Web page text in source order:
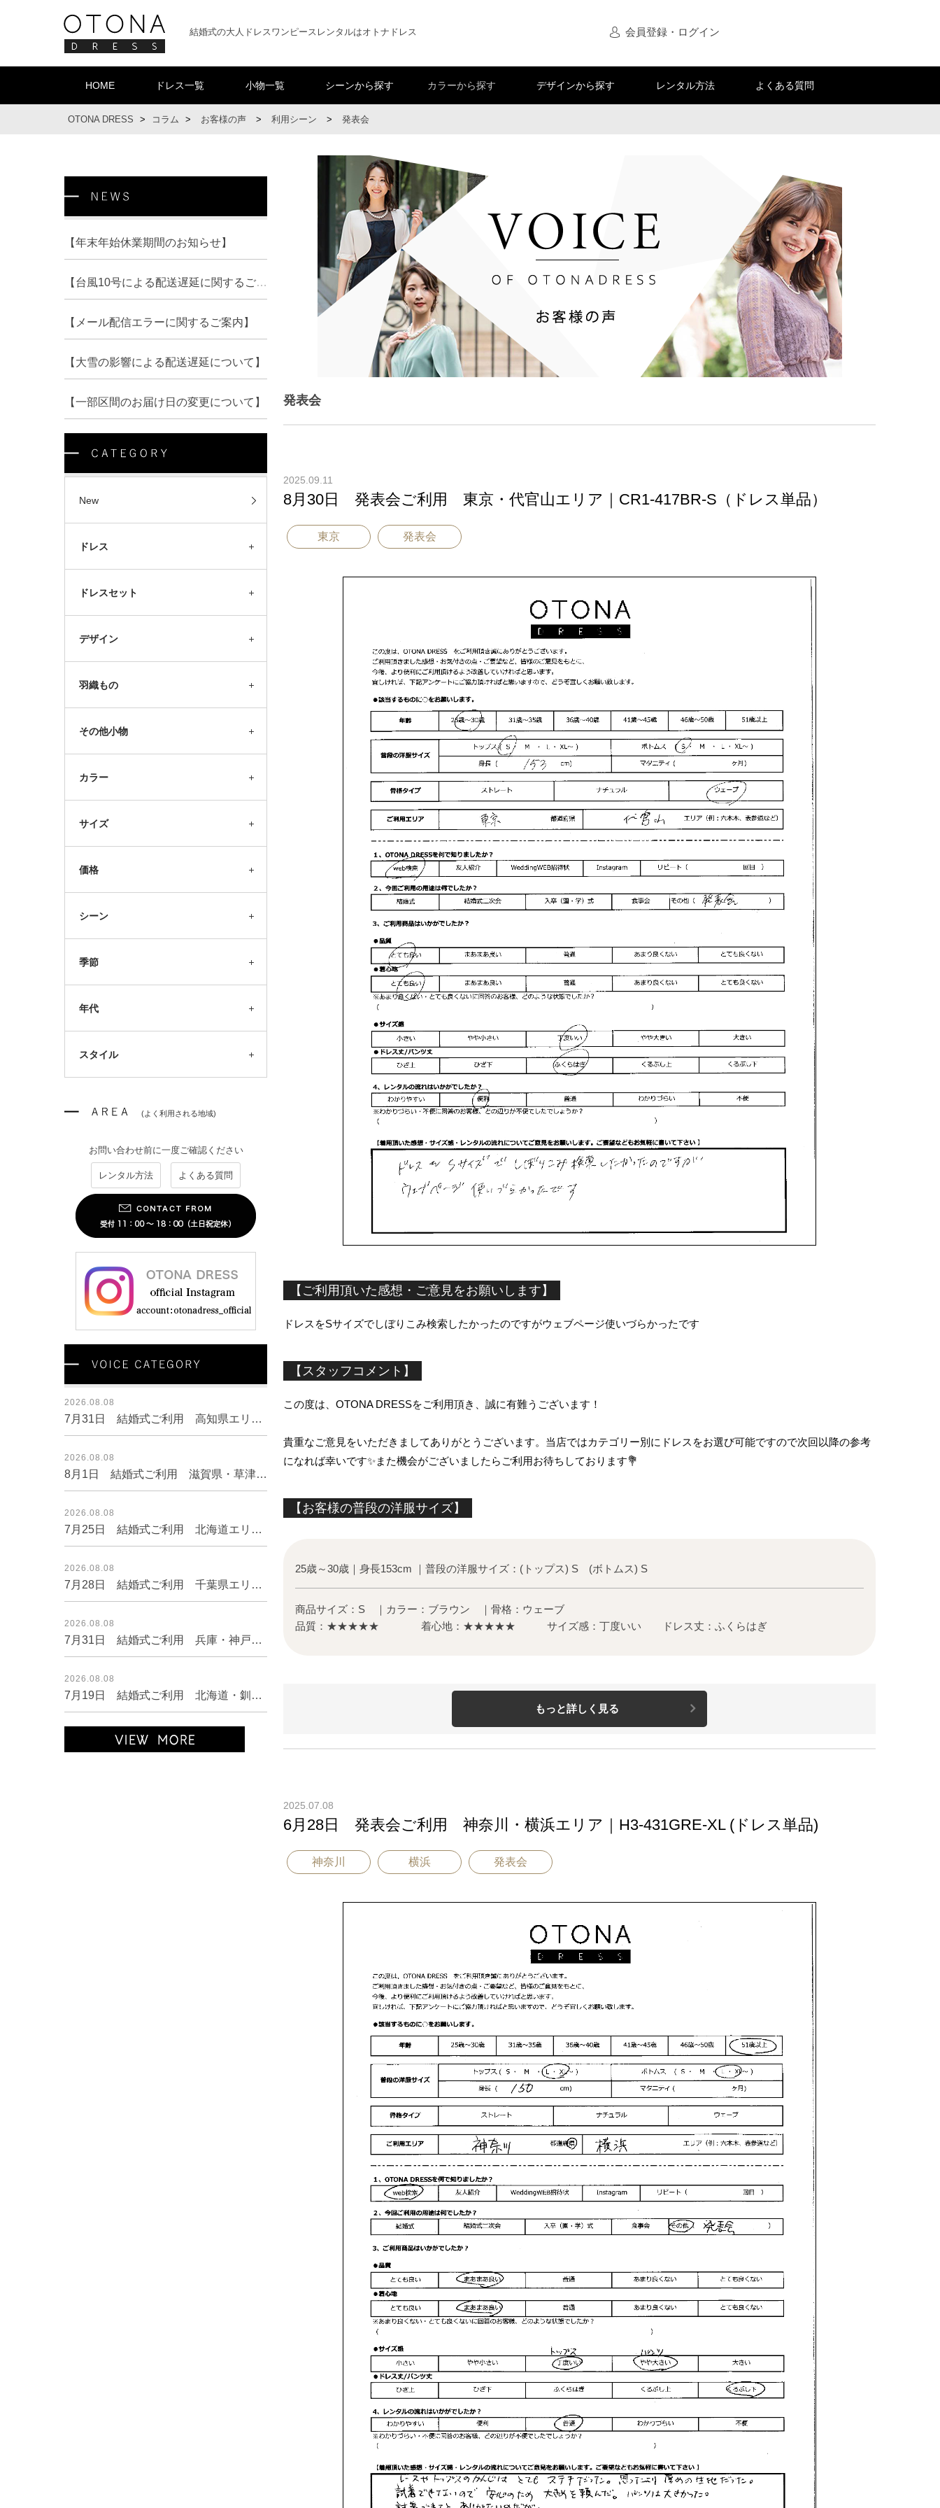
結婚式の大人ドレスワンピースレンタルはオトナドレス 会員登録・ログイン
HOME ドレス一覧 小物一覧 シーンから探す カラーから探す デザインから探す レンタル方法 よくある質問
OTONA DRESS > コラム > お客様の声 > 利用シーン > 発表会
発表会
2025.09.11
8月30日 発表会ご利用 東京・代官山エリア｜CR1-417BR-S（ドレス単品）
東京 発表会
【ご利用頂いた感想・ご意見をお願いします】
ドレスをSサイズでしぼりこみ検索したかったのですがウェブページ使いづらかったです
【スタッフコメント】
この度は、OTONA DRESSをご利用頂き、誠に有難うございます！
貴重なご意見をいただきましてありがとうございます。当店ではカテゴリー別にドレスをお選び可能ですので次回以降の参考
になれば幸いです✨また機会がございましたらご利用お待ちしております💐
【お客様の普段の洋服サイズ】
25歳～30歳｜身長153cm ｜普段の洋服サイズ：(トップス) S (ボトムス) S
商品サイズ：S ｜カラー：ブラウン ｜骨格：ウェーブ
品質：★★★★★ 着心地：★★★★★サイズ感：丁度いい ドレス丈：ふくらはぎ
もっと詳しく見る
2025.07.08
6月28日 発表会ご利用 神奈川・横浜エリア｜H3-431GRE-XL (ドレス単品)
神奈川 横浜 発表会
【年末年始休業期間のお知らせ】
【台風10号による配送遅延に関するご案内】
【メール配信エラーに関するご案内】
【大雪の影響による配送遅延について】
【一部区間のお届け日の変更について】
New
ドレス
ドレスセット
デザイン
羽織もの
その他小物
カラー
サイズ
価格
シーン
季節
年代
スタイル
(よく利用される地域)
お問い合わせ前に一度ご確認ください
レンタル方法 よくある質問
2026.08.08
7月31日 結婚式ご利用 高知県エリア｜SR3-227MIX-M（3点セット(バッグ)）
2026.08.08
8月1日 結婚式ご利用 滋賀県・草津エリア｜H3-431BL-L（3点セット(バッグ)）
2026.08.08
7月25日 結婚式ご利用 北海道エリア｜SR3-295NA-M（3点セット(バッグ)）
2026.08.08
7月28日 結婚式ご利用 千葉県エリア｜AB1-472CHC-M（ドレス単品）
2026.08.08
7月31日 結婚式ご利用 兵庫・神戸エリア｜SR1-296NA-L（3点セット(バッグ)）
2026.08.08
7月19日 結婚式ご利用 北海道・釧路エリア｜CR1-335GR-M（3点セット(バッグ)）